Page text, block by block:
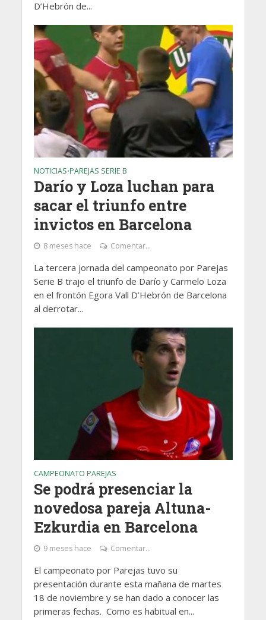
D’Hebrón de...
NOTICIAS•PAREJAS SERIE B
Darío y Loza luchan para
sacar el triunfo entre
invictos en Barcelona
8 meses hace Comentar...
La tercera jornada del campeonato por Parejas
Serie B trajo el triunfo de Darío y Carmelo Loza
en el frontón Egora Vall D’Hebrón de Barcelona
al derrotar...
CAMPEONATO PAREJAS
Se podrá presenciar la
novedosa pareja Altuna-
Ezkurdia en Barcelona
9 meses hace Comentar...
El campeonato por Parejas tuvo su
presentación durante esta mañana de martes
18 de noviembre y se han dado a conocer las
primeras fechas. Como es habitual en...